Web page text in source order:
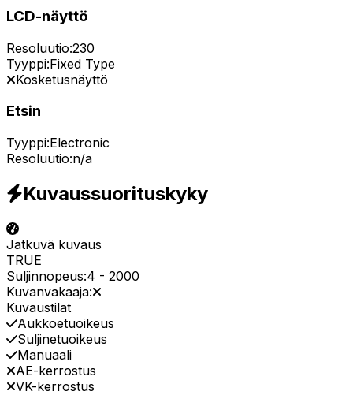
LCD-näyttö
Resoluutio:230
Tyyppi:Fixed Type
Kosketusnäyttö
Etsin
Tyyppi:Electronic
Resoluutio:n/a
Kuvaussuorituskyky
Jatkuvä kuvaus
TRUE
Suljinnopeus:4 - 2000
Kuvanvakaaja:
Kuvaustilat
Aukkoetuoikeus
Suljinetuoikeus
Manuaali
AE-kerrostus
VK-kerrostus